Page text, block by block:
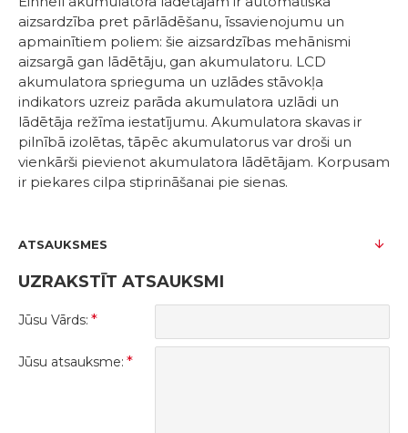
aizsardzība pret pārlādēšanu, īssavienojumu un
apmainītiem poliem: šie aizsardzības mehānismi
aizsargā gan lādētāju, gan akumulatoru. LCD
akumulatora sprieguma un uzlādes stāvokļa
indikators uzreiz parāda akumulatora uzlādi un
lādētāja režīma iestatījumu. Akumulatora skavas ir
pilnībā izolētas, tāpēc akumulatorus var droši un
vienkārši pievienot akumulatora lādētājam. Korpusam
ir piekares cilpa stiprināšanai pie sienas.
ATSAUKSMES
UZRAKSTĪT ATSAUKSMI
Jūsu Vārds:
Jūsu atsauksme: